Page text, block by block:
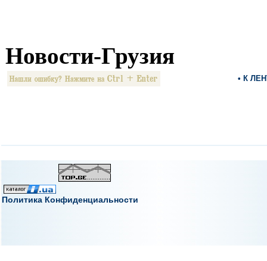
Новости-Грузия
• К
Политика Конфиденциальности